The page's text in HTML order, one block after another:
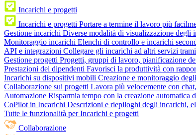
Incarichi e progetti
Incarichi e progetti Portare a termine il lavoro più
Gestione incarichi Diverse modalità di visualizzazione degli
Monitoraggio incarichi Elenchi di controllo e incarichi
API e integrazioni Collegare gli incarichi ad altri servizi
Gestione progetti Progetti, gruppi di lavoro, pianificazione
Prestazioni dei dipendenti Favorisci la produttività con
Incarichi su dispositivi mobili Creazione e monitoraggio
Collaborazione sui progetti Lavora più velocemente con
Automazione Risparmia tempo con la creazione
CoPilot in Incarichi Descrizioni e riepiloghi degli incarichi,
Tutte le funzionalità per Incarichi e progetti
Collaborazione